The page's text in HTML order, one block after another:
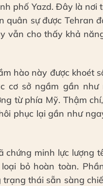
phố Yazd. Đây là nơi
sự được Tehran
vẫn cho thấy khả
hào này được khoét
cơ sở ngầm gần như
từ phía Mỹ. Thậm
phục lại gần như
chứng minh lực lượng
bỏ hoàn toàn.
thái sẵn sàng